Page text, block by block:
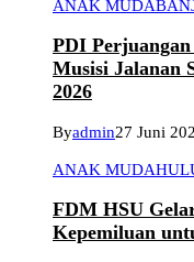
ANAK MUDA
PDI
Musisi Jalanan
2026
Byadmin27 Juni
ANAK MUDA
FDM HSU
Kepemiluan